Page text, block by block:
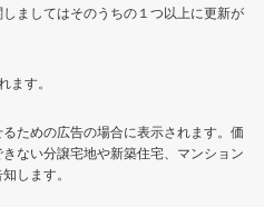
ましてはそのうちの１つ以上に更新が
す。
ための広告の場合に表示されます。価
ない分譲宅地や新築住宅、マンション
します。